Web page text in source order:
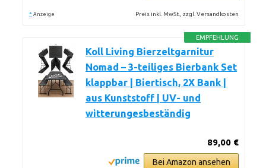
* Anzeige Preis inkl. MwSt., zzgl. Versandkosten
EMPFEHLUNG
Koll Living Bierzeltgarnitur
Nomad – 3-teiliges Bierbank Set
klappbar | Biertisch, 2X Bank |
aus Kunststoff | UV- und
witterungesbeständig
89,00 €
Bei Amazon ansehen